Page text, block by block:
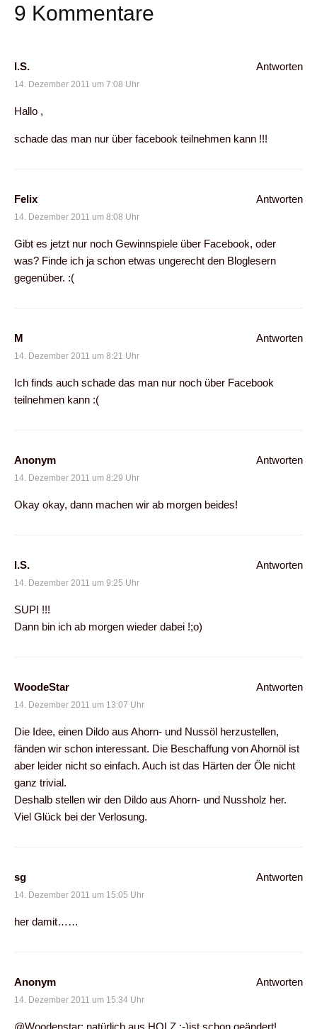
9 Kommentare
I.S.
14. Dezember 2011 um 7:08 Uhr
Hallo ,
schade das man nur über facebook teilnehmen kann !!!
Antworten
Felix
14. Dezember 2011 um 8:08 Uhr
Gibt es jetzt nur noch Gewinnspiele über Facebook, oder
was? Finde ich ja schon etwas ungerecht den Bloglesern
gegenüber. :(
Antworten
M
14. Dezember 2011 um 8:21 Uhr
Ich finds auch schade das man nur noch über Facebook
teilnehmen kann :(
Antworten
Anonym
14. Dezember 2011 um 8:29 Uhr
Okay okay, dann machen wir ab morgen beides!
Antworten
I.S.
14. Dezember 2011 um 9:25 Uhr
SUPI !!!
Dann bin ich ab morgen wieder dabei !;o)
Antworten
WoodeStar
14. Dezember 2011 um 13:07 Uhr
Die Idee, einen Dildo aus Ahorn- und Nussöl herzustellen,
fänden wir schon interessant. Die Beschaffung von Ahornöl ist
aber leider nicht so einfach. Auch ist das Härten der Öle nicht
ganz trivial.
Deshalb stellen wir den Dildo aus Ahorn- und Nussholz her.
Viel Glück bei der Verlosung.
Antworten
sg
14. Dezember 2011 um 15:05 Uhr
her damit……
Antworten
Anonym
14. Dezember 2011 um 15:34 Uhr
@Woodenstar: natürlich aus HOLZ ;-)ist schon geändert!
Antworten